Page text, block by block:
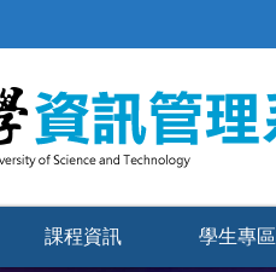
課程資訊 學生專區